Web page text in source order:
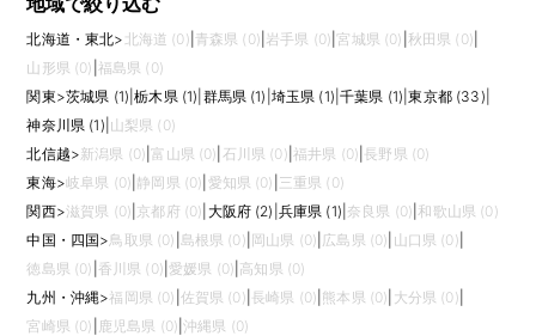
ましょう。売上責任の有無、リモート勤務可否、繁忙期の作業量も重要で
す。オンラインでブランドの魅力を伝え、数字を見ながら改善することが
好きな方に向いています。販売職から本部職へキャリアを広げたい方にも
挑戦しやすい職種です。
応募書類では、担当したECサイト、商品登録数、売上改善、メルマガや
SNS施策、サイト更新、分析レポートなどを具体的に記載すると、実務範
囲が伝わりやすくなります。 また、求人ごとに求められる経験や裁量は異
なるため、仕事内容、評価軸、研修、将来のキャリアパス、チーム体制ま
で確認して比較しましょう。
北海道・東北> 北海道 (0) 青森県 (0) 岩手県 (0) |宮城県 (0) 秋田県 (0)
山形県 (0) 福島県 (0)
関東>茨城県 (1) |栃木県 (1) 群馬県 (1) 埼玉県 (1) |千葉県 (1) |東京都 (33)
神奈川県 (1) 山梨県 (0)
北信越>新潟県 (0) |富山県 (0) 石川県 (0) 福井県 (0) 長野県 (0)
東海>岐阜県 (0) 静岡県 (0) 愛知県 (0) 三重県 (0)
関西>滋賀県 (0) 京都府 (0) 大阪府 (2) 兵庫県 (1) 奈良県 (0) |和歌山県 (0)
中国・四国>鳥取県 (0) 島根県 (0) 岡山県 (0) 広島県 (0) 山口県 (0)
徳島県 (0) 香川県 (0) 愛媛県 (0) 高知県 (0)
九州・沖縄>福岡県 (0) 佐賀県 (0) 長崎県 (0) 熊本県 (0) 大分県 (0)
宮崎県 (0) 鹿児島県 (0) |沖縄県 (0)